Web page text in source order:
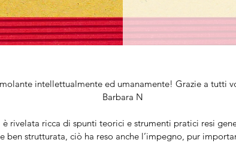
intellettualmente ed umanamente! Grazie a tutti
Barbara N
rivelata ricca di spunti teorici e strumenti pratici resi
ben strutturata, ciò ha reso anche l’impegno, pur